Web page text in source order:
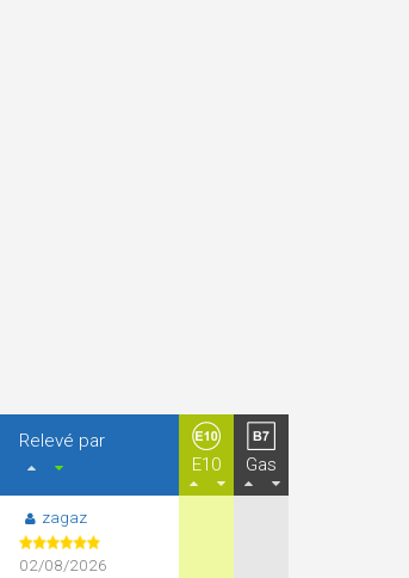
Relevé par
E10
Gas
zagaz
02/08/2026